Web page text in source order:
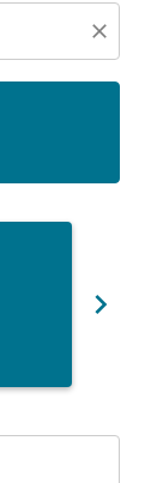
close
chevron_right